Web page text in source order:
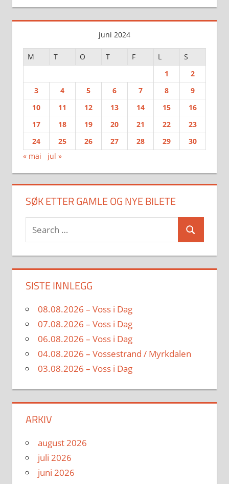
juni 2024
M T O T F L
S
1
2
3
4 5 6 7 8
9
10
11 12 13 14 15
16
17
18 19 20 21 22
23
24
25 26 27 28 29
30
« mai
jul »
SØK ETTER GAMLE OG NYE BILETE
Search
for:
Search
SISTE INNLEGG
08.08.2026 – Voss i Dag
07.08.2026 – Voss i Dag
06.08.2026 – Voss i Dag
04.08.2026 – Vossestrand / Myrkdalen
03.08.2026 – Voss i Dag
ARKIV
august 2026
juli 2026
juni 2026